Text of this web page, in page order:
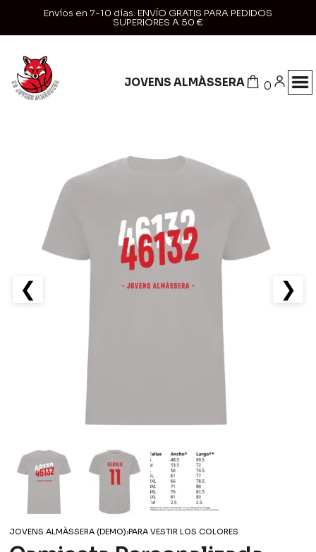
Envíos en 7-10 días. ENVÍO GRATIS PARA PEDIDOS
SUPERIORES A 50 €
JOVENS ALMÀSSERA 0
❮ ❯
JOVENS ALMÀSSERA (DEMO)›PARA VESTIR LOS COLORES